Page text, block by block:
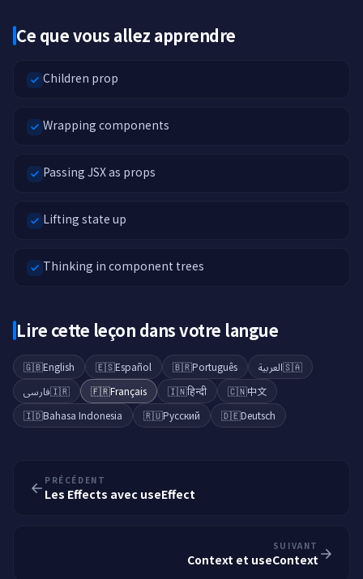
Ce que vous allez apprendre
Children prop
Wrapping components
Passing JSX as props
Lifting state up
Thinking in component trees
Lire cette leçon dans votre langue
🇬🇧English 🇪🇸Español 🇧🇷Português 🇸🇦العربية
🇮🇷فارسی 🇫🇷Français 🇮🇳हिन्दी 🇨🇳中文
🇮🇩Bahasa Indonesia 🇷🇺Русский 🇩🇪Deutsch
PRÉCÉDENT
Les Effects avec useEffect
SUIVANT
Context et useContext